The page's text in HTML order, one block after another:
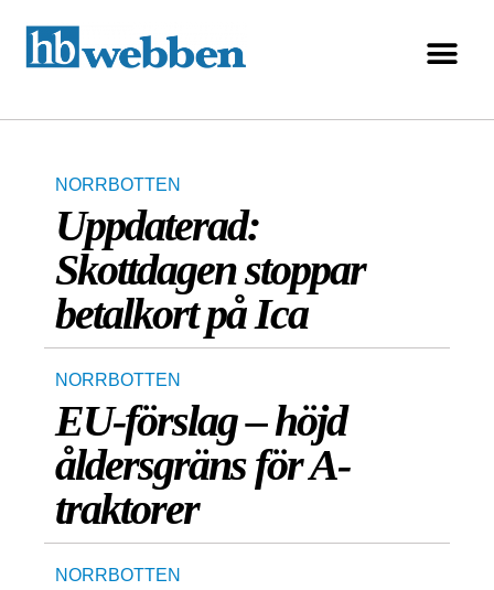
NORRBOTTEN
Uppdaterad:
Skottdagen stoppar
betalkort på Ica
NORRBOTTEN
EU-förslag – höjd
åldersgräns för A-
traktorer
NORRBOTTEN